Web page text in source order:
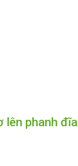
lên phanh đĩa